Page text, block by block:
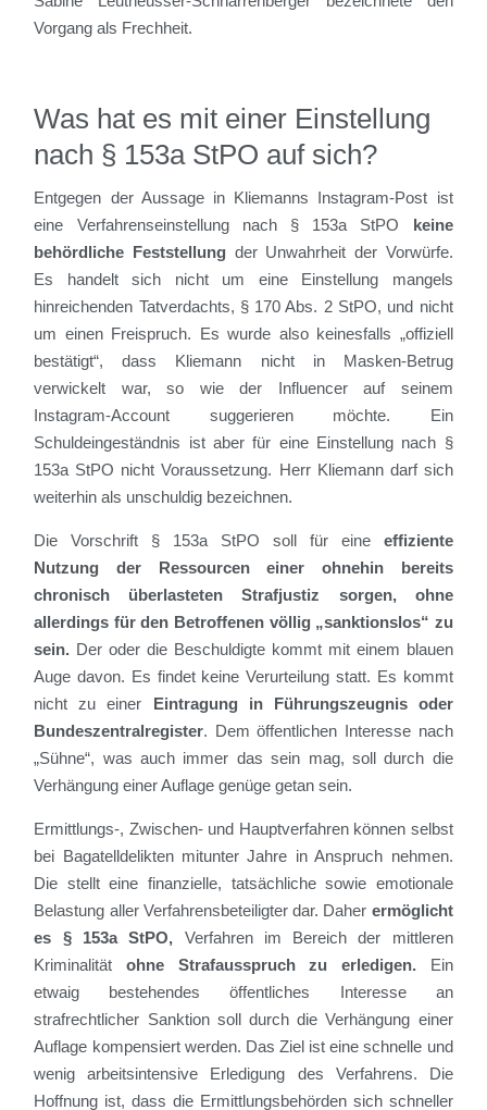
Vorgang als Frechheit.
Was hat es mit einer Einstellung
nach § 153a StPO auf sich?
Entgegen der Aussage in Kliemanns Instagram-Post ist
eine Verfahrenseinstellung nach § 153a StPO keine
behördliche Feststellung der Unwahrheit der Vorwürfe.
Es handelt sich nicht um eine Einstellung mangels
hinreichenden Tatverdachts, § 170 Abs. 2 StPO, und nicht
um einen Freispruch. Es wurde also keinesfalls „offiziell
bestätigt“, dass Kliemann nicht in Masken-Betrug
verwickelt war, so wie der Influencer auf seinem
Instagram-Account suggerieren möchte. Ein
Schuldeingeständnis ist aber für eine Einstellung nach §
153a StPO nicht Voraussetzung. Herr Kliemann darf sich
weiterhin als unschuldig bezeichnen.
Die Vorschrift § 153a StPO soll für eine effiziente
Nutzung der Ressourcen einer ohnehin bereits
chronisch überlasteten Strafjustiz sorgen, ohne
allerdings für den Betroffenen völlig „sanktionslos“ zu
sein. Der oder die Beschuldigte kommt mit einem blauen
Auge davon. Es findet keine Verurteilung statt. Es kommt
nicht zu einer Eintragung in Führungszeugnis oder
Bundeszentralregister. Dem öffentlichen Interesse nach
„Sühne“, was auch immer das sein mag, soll durch die
Verhängung einer Auflage genüge getan sein.
Ermittlungs-, Zwischen- und Hauptverfahren können selbst
bei Bagatelldelikten mitunter Jahre in Anspruch nehmen.
Die stellt eine finanzielle, tatsächliche sowie emotionale
Belastung aller Verfahrensbeteiligter dar. Daher ermöglicht
es § 153a StPO, Verfahren im Bereich der mittleren
Kriminalität ohne Strafausspruch zu erledigen.Ein
etwaig bestehendes öffentliches Interesse an
strafrechtlicher Sanktion soll durch die Verhängung einer
Auflage kompensiert werden. Das Ziel ist eine schnelle und
wenig arbeitsintensive Erledigung des Verfahrens. Die
Hoffnung ist, dass die Ermittlungsbehörden sich schneller